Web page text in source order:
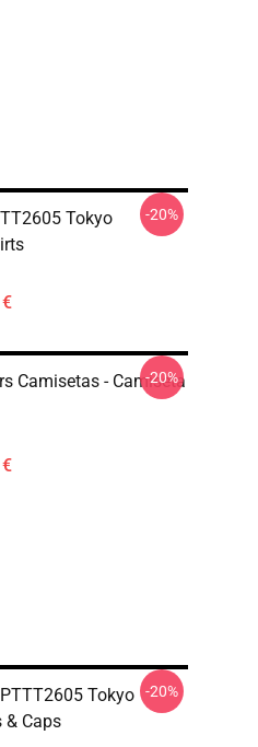
Tokyo
-20%
Camisetas - Camiseta
-20%
Tokyo
& Caps
-20%